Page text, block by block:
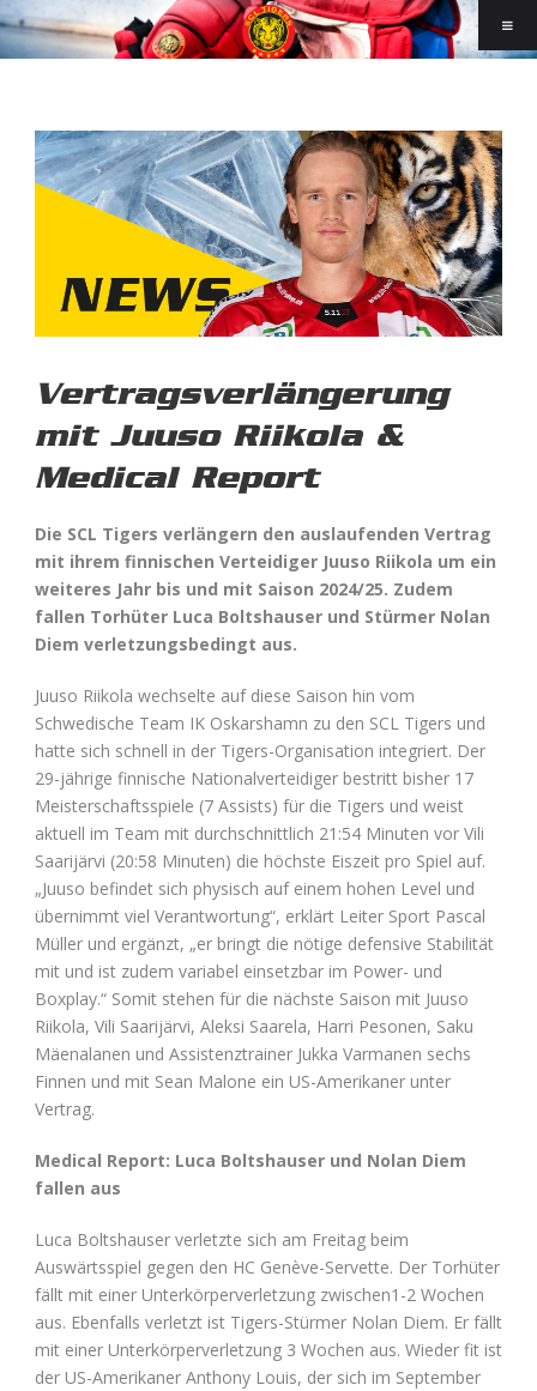
Vertragsverlängerung
mit Juuso Riikola &
Medical Report
Die SCL Tigers verlängern den auslaufenden Vertrag
mit ihrem finnischen Verteidiger Juuso Riikola um ein
weiteres Jahr bis und mit Saison 2024/25. Zudem
fallen Torhüter Luca Boltshauser und Stürmer Nolan
Diem verletzungsbedingt aus.
Juuso Riikola wechselte auf diese Saison hin vom
Schwedische Team IK Oskarshamn zu den SCL Tigers und
hatte sich schnell in der Tigers-Organisation integriert. Der
29-jährige finnische Nationalverteidiger bestritt bisher 17
Meisterschaftsspiele (7 Assists) für die Tigers und weist
aktuell im Team mit durchschnittlich 21:54 Minuten vor Vili
Saarijärvi (20:58 Minuten) die höchste Eiszeit pro Spiel auf.
„Juuso befindet sich physisch auf einem hohen Level und
übernimmt viel Verantwortung“, erklärt Leiter Sport Pascal
Müller und ergänzt, „er bringt die nötige defensive Stabilität
mit und ist zudem variabel einsetzbar im Power- und
Boxplay.“ Somit stehen für die nächste Saison mit Juuso
Riikola, Vili Saarijärvi, Aleksi Saarela, Harri Pesonen, Saku
Mäenalanen und Assistenztrainer Jukka Varmanen sechs
Finnen und mit Sean Malone ein US-Amerikaner unter
Vertrag.
Medical Report: Luca Boltshauser und Nolan Diem
fallen aus
Luca Boltshauser verletzte sich am Freitag beim
Auswärtsspiel gegen den HC Genève-Servette. Der Torhüter
fällt mit einer Unterkörperverletzung zwischen1-2 Wochen
aus. Ebenfalls verletzt ist Tigers-Stürmer Nolan Diem. Er fällt
mit einer Unterkörperverletzung 3 Wochen aus. Wieder fit ist
der US-Amerikaner Anthony Louis, der sich im September